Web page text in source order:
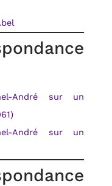
André sur un
André sur un